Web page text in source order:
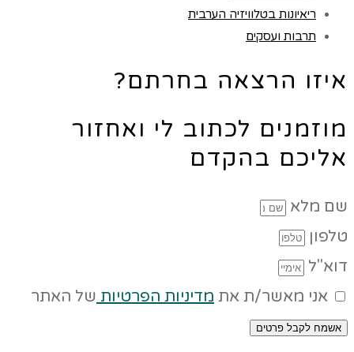
ריאיונות בטלוויזיה הערבית
תרבות ועסקים
איזו הרצאה בחרתם?
מוזמנים לכתוב לי ואחזור
אליכם בהקדם
שם מלא
טלפון
דוא"ל
אני מאשר/ת את מדיניות הפרטיות של האתר
אשמח לקבל פרטים